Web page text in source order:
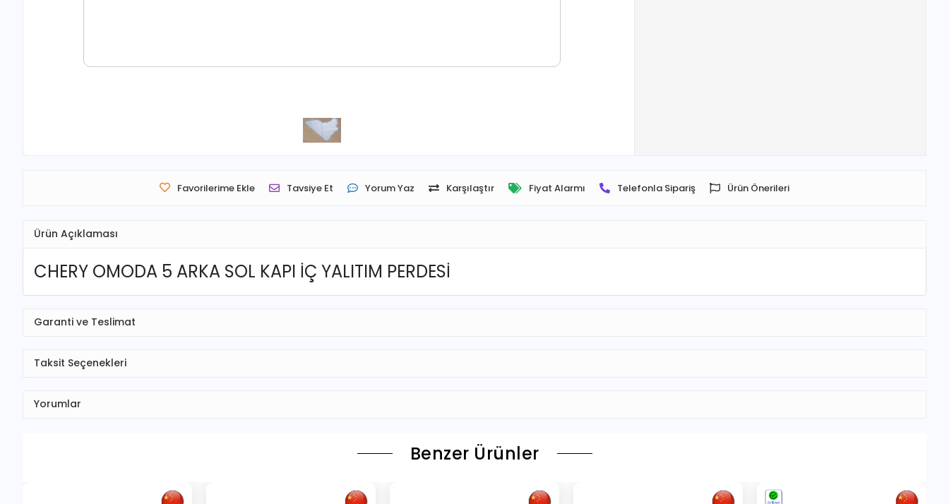
Favorilerime Ekle Tavsiye Et Yorum Yaz Karşılaştır Fiyat Alarmı Telefonla Sipariş Ürün Önerileri
Ürün Açıklaması
CHERY OMODA 5 ARKA SOL KAPI İÇ YALITIM PERDESİ
Garanti ve Teslimat
Taksit Seçenekleri
Yorumlar
Benzer Ürünler